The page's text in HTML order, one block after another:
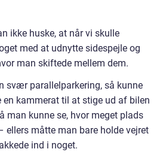
ikke huske, at når vi skulle
med at udnytte sidespejle og
man skiftede mellem dem.
svær parallelparkering, så kunne
en kammerat til at stige ud af bilen
man kunne se, hvor meget plads
ellers måtte man bare holde vejret
ind i noget.